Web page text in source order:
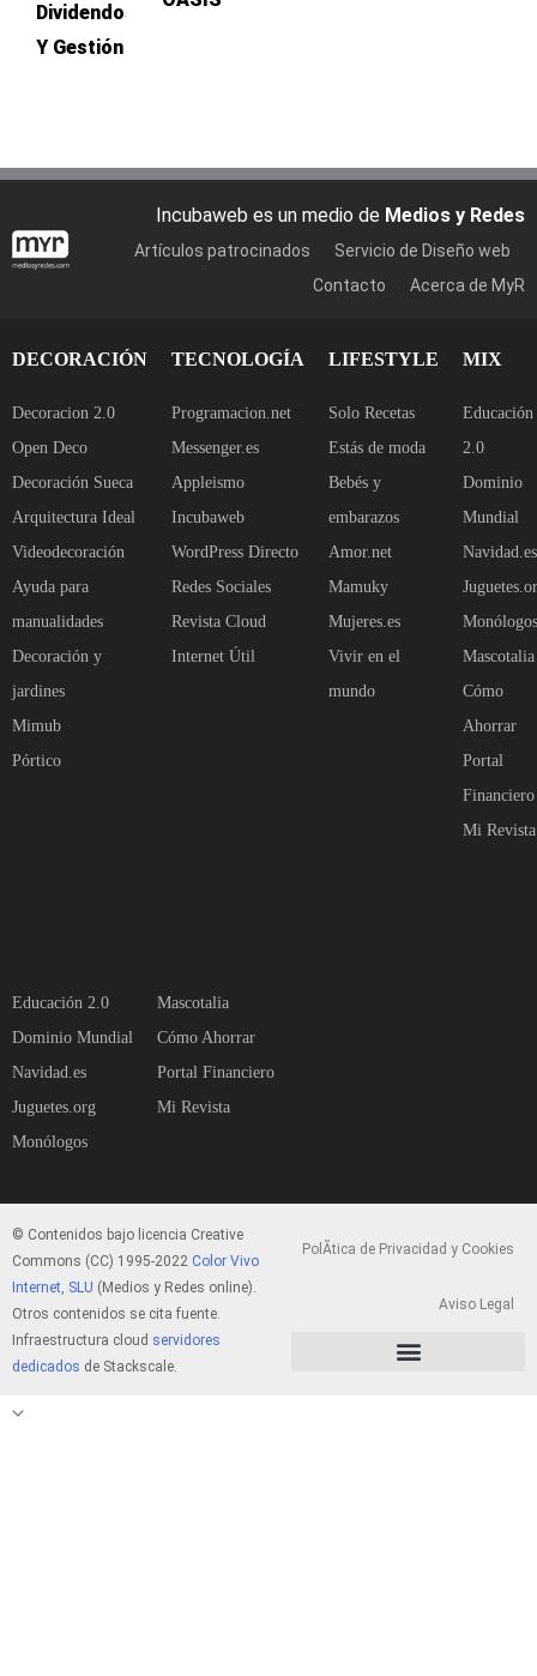
Dividendos
Y Gestión
Incubaweb es un medio de Medios y Redes
Artículos patrocinados
Servicio de Diseño web
Contacto
Acerca de MyR
DECORACIÓN
Decoracion 2.0
Open Deco
Decoración Sueca
Arquitectura Ideal
Videodecoración
Ayuda para
manualidades
Decoración y
jardines
Mimub
Pórtico
TECNOLOGÍA
Programacion.net
Messenger.es
Appleismo
Incubaweb
WordPress Directo
Redes Sociales
Revista Cloud
Internet Útil
LIFESTYLE
Solo Recetas
Estás de moda
Bebés y
embarazos
Amor.net
Mamuky
Mujeres.es
Vivir en el
mundo
MIX
Educación
2.0
Dominio
Mundial
Navidad.es
Monólogos
Mascotalia
Cómo
Ahorrar
Portal
Financiero
Mi Revista
Educación 2.0
Dominio Mundial
Navidad.es
Juguetes.org
Monólogos
Mascotalia
Cómo Ahorrar
Portal Financiero
Mi Revista
© Contenidos bajo licencia Creative
Commons (CC) 1995-2022 Color Vivo
Internet, SLU (Medios y Redes online).
Otros contenidos se cita fuente.
Infraestructura cloud servidores
dedicados de Stackscale.
PolÃ­tica de Privacidad y Cookies
Aviso Legal